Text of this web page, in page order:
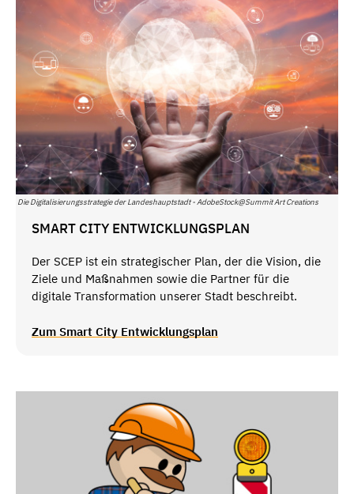
Die Digitalisierungsstrategie der Landeshauptstadt - AdobeStock@Summit Art Creations
SMART CITY ENTWICKLUNGSPLAN
Der SCEP ist ein strategischer Plan, der die Vision, die
Ziele und Maßnahmen sowie die Partner für die
digitale Transformation unserer Stadt beschreibt.
Zum Smart City Entwicklungsplan